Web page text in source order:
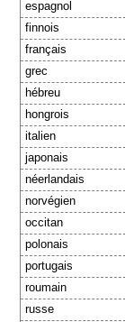
espagnol
finnois
français
grec
hébreu
hongrois
italien
japonais
néerlandais
norvégien
occitan
polonais
portugais
roumain
russe